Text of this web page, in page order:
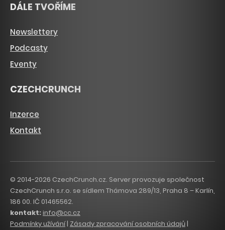
DÁLE TVOŘÍME
Newslettery
Podcasty
Eventy
CZECHCRUNCH
Inzerce
Kontakt
© 2014-2026 CzechCrunch.cz. Server provozuje společnost
CzechCrunch s.r.o. se sídlem Thámova 289/13, Praha 8 – Karlín,
186 00. IČ 01465562.
kontakt:info@cc.cz
Podmínky užívání| Zásady zpracování osobních údajů|